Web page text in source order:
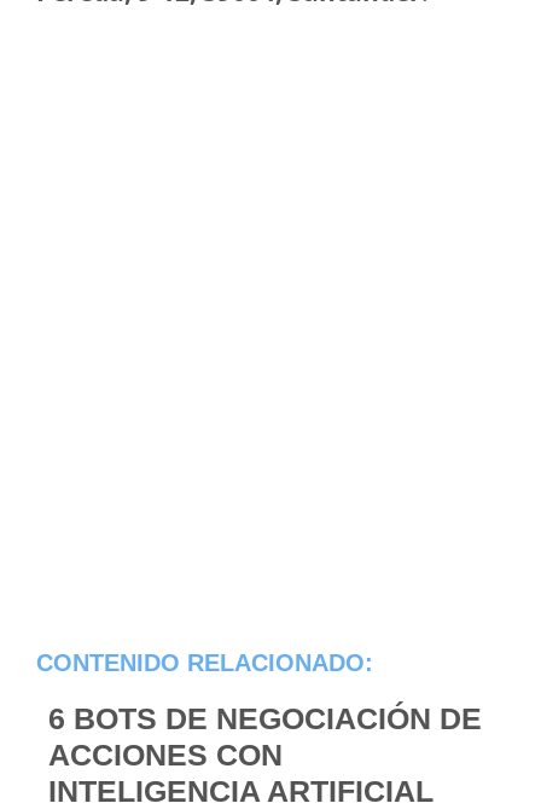
CONTENIDO RELACIONADO:
6 BOTS DE NEGOCIACIÓN DE
ACCIONES CON
INTELIGENCIA ARTIFICIAL